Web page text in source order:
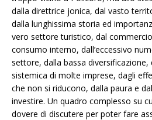
dalla direttrice jonica, dal vasto
dalla lunghissima storia ed
vero settore turistico, dal
consumo interno, dall’eccessivo
settore, dalla bassa
sistemica di molte imprese, dagli
che non si riducono, dalla paura e
investire. Un quadro complesso su
dovere di discutere per poter fare